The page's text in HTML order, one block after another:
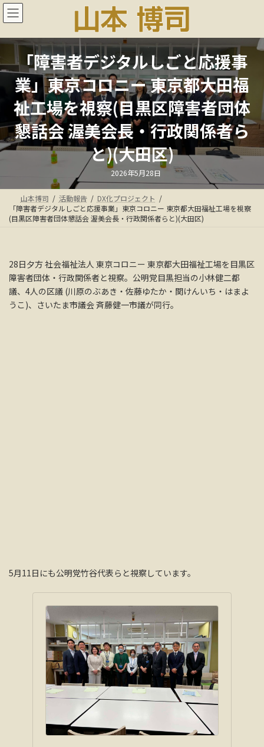
コ
ン
ン
へ
ス
ナ
ビ
ー
ョ
ン
「障害者デジタルしごと応援事
業」東京コロニー 東京都大田福
祉工場を視察(目黒区障害者団体
懇話会 渥美会長・行政関係者ら
と)(大田区)
最
終
更
日
時
:
2026年5月28日
山本博司 活動報告
DX化プロジェクト
「障害者デジタルしごと応援事業」東京コロニー 東京都大田福祉工場を視察
(目黒区障害者団体懇話会 渥美会長・行政関係者らと)(大田区)
28日夕方 社会福祉法人 東京コロニー 東京都大田福祉工場を目黒区
障害者団体・行政関係者と視察。公明党目黒担当の小林健二都
議、4人の区議 (川原のぶあき・佐藤ゆたか・関けんいち・はまよ
うこ)、さいたま市議会 斉藤健一市議が同行。
5月11日にも公明党竹谷代表らと視察しています。